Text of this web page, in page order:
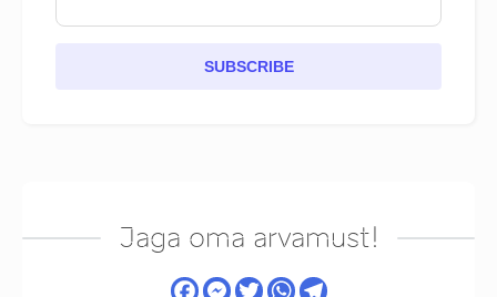
SUBSCRIBE
Jaga oma arvamust!